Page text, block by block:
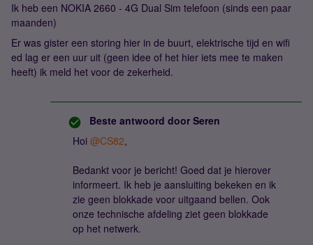
Ik heb een NOKIA 2660 - 4G Dual Sim telefoon (sinds een paar
maanden)
Er was gister een storing hier in de buurt, elektrische tijd en wifi
ed lag er een uur uit (geen idee of het hier iets mee te maken
heeft) ik meld het voor de zekerheid.
Beste antwoord door Seren
Hoi ​ @CS82,
Bedankt voor je bericht! Goed dat je hierover
informeert. Ik heb je aansluiting bekeken en ik
zie geen blokkade voor uitgaand bellen. Ook
onze technische afdeling ziet geen blokkade
op het netwerk.